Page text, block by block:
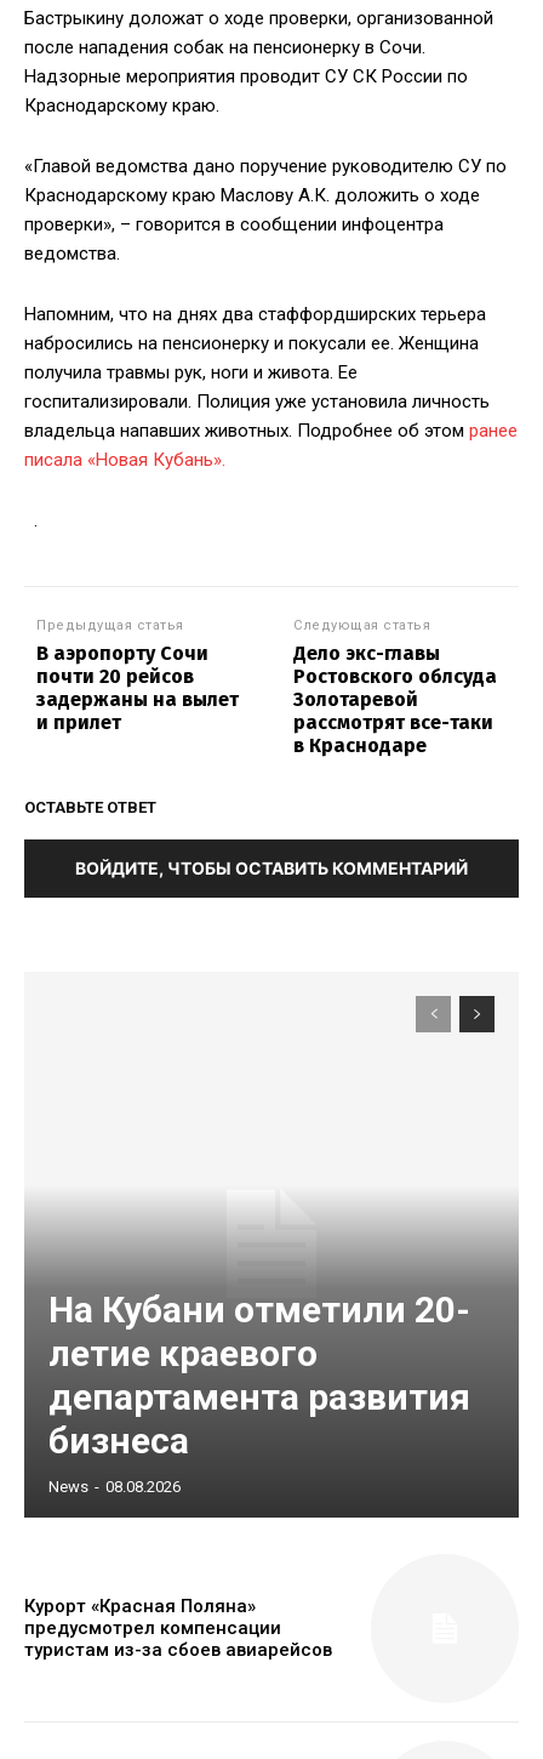
Бастрыкину доложат о ходе проверки, организованной
после нападения собак на пенсионерку в Сочи.
Надзорные мероприятия проводит СУ СК России по
Краснодарскому краю.
«Главой ведомства дано поручение руководителю СУ по
Краснодарскому краю Маслову А.К. доложить о ходе
проверки», – говорится в сообщении инфоцентра
ведомства.
Напомним, что на днях два стаффордширских терьера
набросились на пенсионерку и покусали ее. Женщина
получила травмы рук, ноги и живота. Ее
госпитализировали. Полиция уже установила личность
владельца напавших животных. Подробнее об этом ранее
писала «Новая Кубань».
.
Предыдущая статья
В аэропорту Сочи
почти 20 рейсов
задержаны на вылет
и прилет
Следующая статья
Дело экс-главы
Ростовского облсуда
Золотаревой
рассмотрят все-таки
в Краснодаре
ОСТАВЬТЕ ОТВЕТ
ВОЙДИТЕ, ЧТОБЫ ОСТАВИТЬ КОММЕНТАРИЙ
На Кубани отметили 20-
летие краевого
департамента развития
бизнеса
News - 08.08.2026
Курорт «Красная Поляна»
предусмотрел компенсации
туристам из-за сбоев авиарейсов